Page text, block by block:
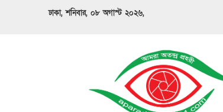
ঢাকা, শনিবার, ০৮ অগাস্ট ২০২৬,